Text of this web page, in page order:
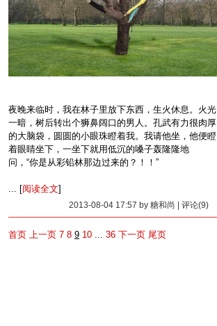
夜晚来临时，我在林子里放下东西，生火休息。火光
一暗，树后转出个狮鼻阔口的男人。孔武有力很肉厚
的大脑袋，圆圆的小眼珠瞪着我。我请他坐，他便瞪
着眼睛坐下，一坐下就用低沉的嗓子轰隆隆地
问，“你是从彩铅林那边过来的？！！”
... [阅读全文]
2013-08-04 17:57 by 糖和尚 | 评论(9)
首页 上一页 7 8 9 10 36 下一页 尾页